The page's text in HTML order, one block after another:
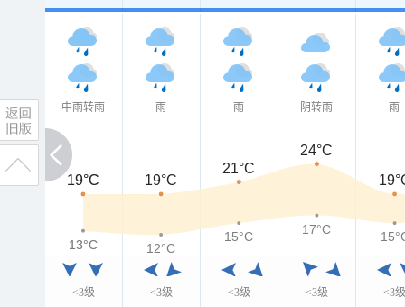
中雨转雨
<3级
雨
<3级
雨
<3级
阴转雨
<3级
雨
<3级
19°C
19°C 19°C
21°C
24°C
13°C
13°C 12°C
15°C
17°C